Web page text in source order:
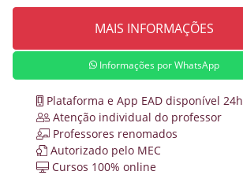
Informações por WhatsApp
Plataforma e App EAD disponível 24h
Atenção individual do professor
Professores renomados
Autorizado pelo MEC
Cursos 100% online